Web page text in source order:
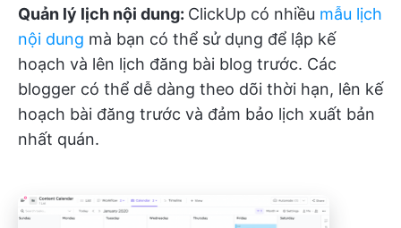
Quản lý lịch nội dung: ClickUp có nhiều mẫu lịch
nội dung mà bạn có thể sử dụng để lập kế
hoạch và lên lịch đăng bài blog trước. Các
blogger có thể dễ dàng theo dõi thời hạn, lên kế
hoạch bài đăng trước và đảm bảo lịch xuất bản
nhất quán.